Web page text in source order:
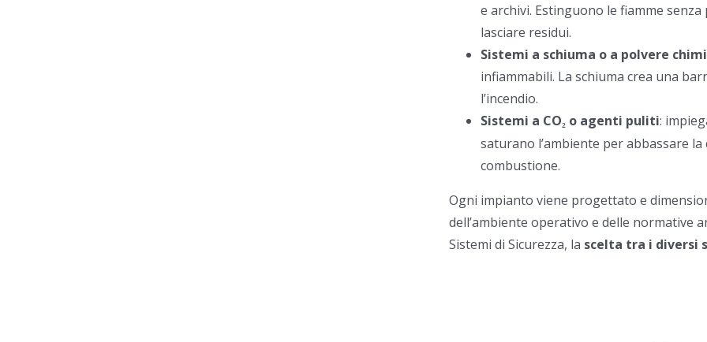
e archivi. Estinguono le fiamme
lasciare residui.
Sistemi a schiuma o a polvere
infiammabili. La schiuma crea una
l’incendio.
Sistemi a CO₂o agenti puliti:
saturano l’ambiente per abbassare
combustione.
Ogni impianto viene progettato e
dell’ambiente operativo e delle normative
Sistemi di Sicurezza, la scelta tra i diversi